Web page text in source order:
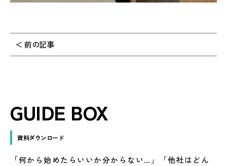
投
ゲ
ー
シ
＜ 前の記事
GUIDE BOX
資料ダウンロード
「何から始めたらいいか分からない…」「他社はどん